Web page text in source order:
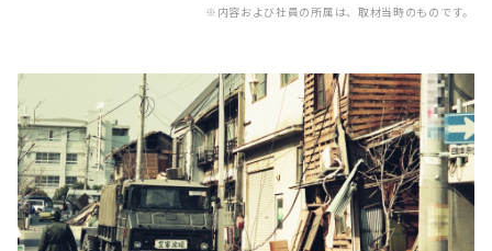
※内容および社員の所属は、取材当時のものです。